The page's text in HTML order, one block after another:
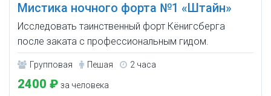
Мистика ночного форта №1 «Штайн»
Исследовать таинственный форт Кёнигсберга
после заката с профессиональным гидом.
Групповая Пешая 2 часа
2400 ₽ за человека